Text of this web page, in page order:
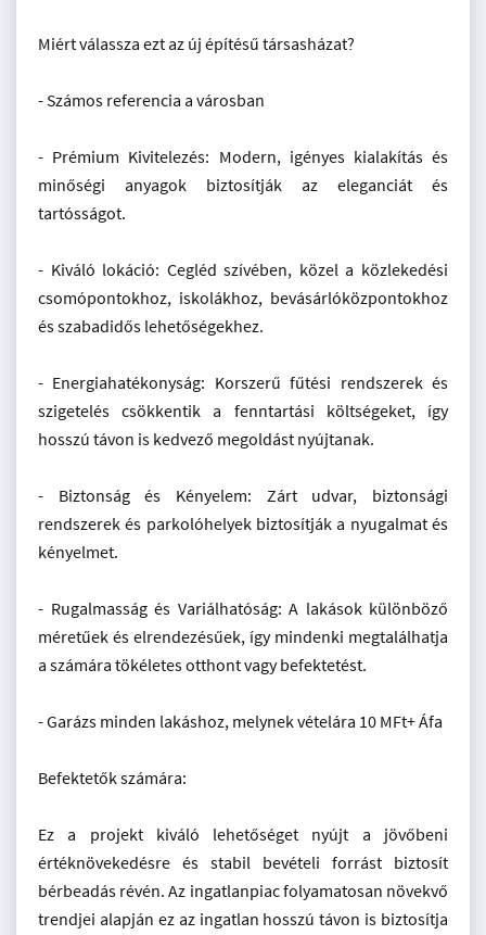
Miért válassza ezt az új építésű társasházat?
- Számos referencia a városban
- Prémium Kivitelezés: Modern, igényes kialakítás és
minőségi anyagok biztosítják az eleganciát és
tartósságot.
- Kiváló lokáció: Cegléd szívében, közel a közlekedési
csomópontokhoz, iskolákhoz, bevásárlóközpontokhoz
és szabadidős lehetőségekhez.
- Energiahatékonyság: Korszerű fűtési rendszerek és
szigetelés csökkentik a fenntartási költségeket, így
hosszú távon is kedvező megoldást nyújtanak.
- Biztonság és Kényelem: Zárt udvar, biztonsági
rendszerek és parkolóhelyek biztosítják a nyugalmat és
kényelmet.
- Rugalmasság és Variálhatóság: A lakások különböző
méretűek és elrendezésűek, így mindenki megtalálhatja
a számára tökéletes otthont vagy befektetést.
- Garázs minden lakáshoz, melynek vételára 10 MFt+ Áfa
Befektetők számára:
Ez a projekt kiváló lehetőséget nyújt a jövőbeni
értéknövekedésre és stabil bevételi forrást biztosít
bérbeadás révén. Az ingatlanpiac folyamatosan növekvő
trendjei alapján ez az ingatlan hosszú távon is biztosítja